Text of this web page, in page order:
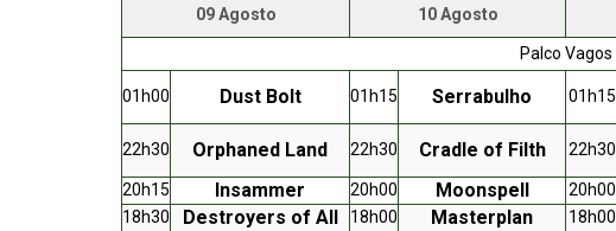
09 Agosto 10 Agosto
Palco Vagos
01h00 Dust Bolt 01h15 Serrabulho 01h15
22h30 Orphaned Land 22h30 Cradle of Filth 22h30
20h15 Insammer 20h00 Moonspell 20h00
18h30 Destroyers of All 18h00 Masterplan 18h00